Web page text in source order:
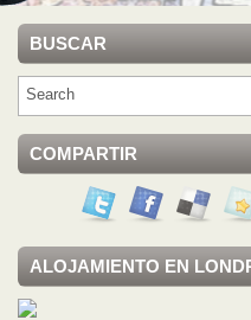
BUSCAR
COMPARTIR
ALOJAMIENTO EN